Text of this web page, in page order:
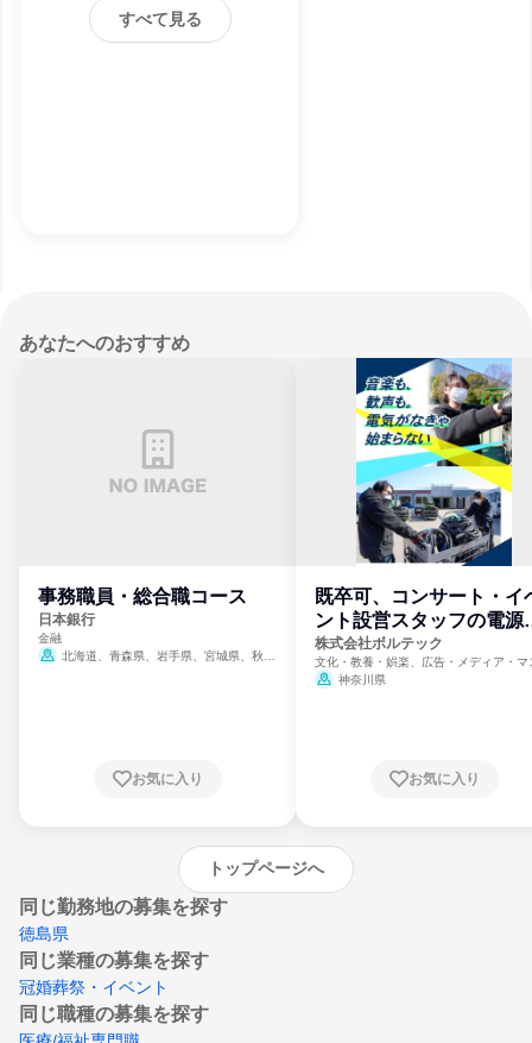
すべて見る
あなたへのおすすめ
事務職員・総合職コース
日本銀行
金融
北海道、青森県、岩手県、宮城県、秋田
崎県、熊本県、大分県、宮崎県、鹿児島県、
お気に入り
既卒可、コンサート・イ
ント設営スタッフの電源
門
株式会社ボルテック
文化・教養・娯楽、広告・メディア・マ
ミ、電力・ガス・水道・エネルギー
神奈川県
お気に入り
トップページへ
同じ勤務地の募集を探す
徳島県
同じ業種の募集を探す
冠婚葬祭・イベント
同じ職種の募集を探す